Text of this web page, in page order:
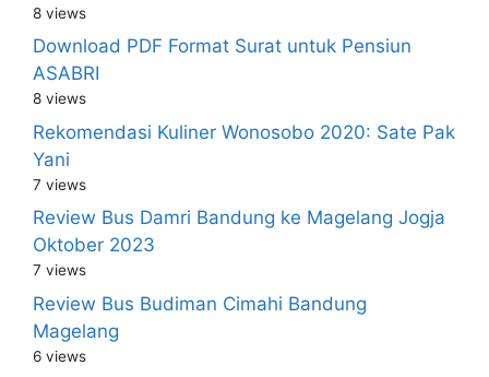
8 views
Download PDF Format Surat untuk Pensiun
ASABRI
8 views
Rekomendasi Kuliner Wonosobo 2020: Sate Pak
Yani
7 views
Review Bus Damri Bandung ke Magelang Jogja
Oktober 2023
7 views
Review Bus Budiman Cimahi Bandung
Magelang
6 views